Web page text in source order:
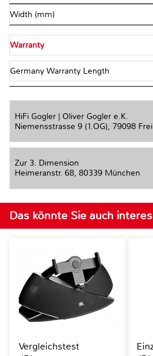
Width (mm)
Warranty
Germany Warranty Length
HiFi Gogler | Oliver Gogler e.K.
Niemensstrasse 9 (1.OG), 79098
Zur 3. Dimension
Heimeranstr. 68, 80339 München
Das könnte Sie auch
Vergleichstest